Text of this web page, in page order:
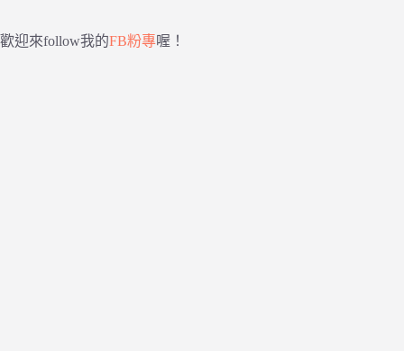
歡迎來follow我的FB粉專喔！